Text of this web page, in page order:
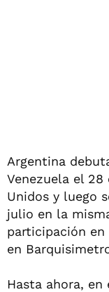
Argentina
Venezuela el 28
Unidos y luego
julio en la
participación en
en
Hasta ahora,